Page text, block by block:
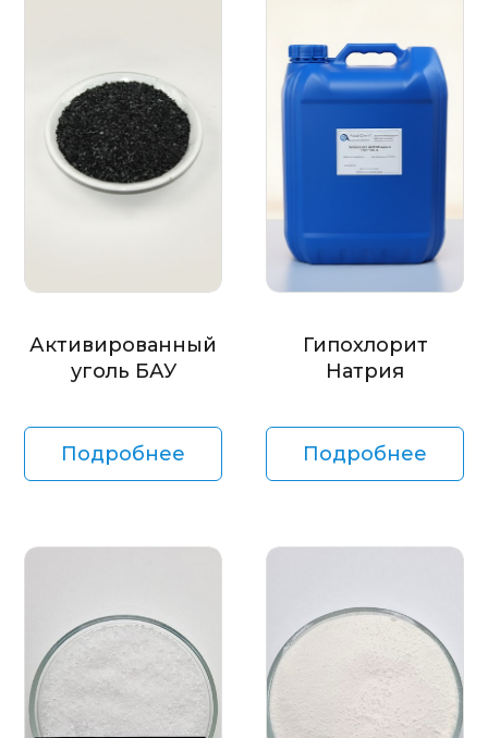
Активированный
уголь БАУ
Подробнее
Гипохлорит
Натрия
Подробнее